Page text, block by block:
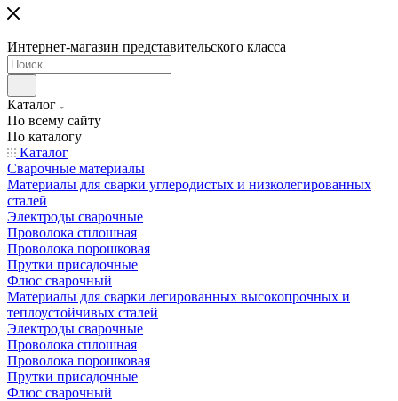
Интернет-магазин представительского класса
Каталог
По всему сайту
По каталогу
Каталог
Сварочные материалы
Материалы для сварки углеродистых и низколегированных
сталей
Электроды сварочные
Проволока сплошная
Проволока порошковая
Прутки присадочные
Флюс сварочный
Материалы для сварки легированных высокопрочных и
теплоустойчивых сталей
Электроды сварочные
Проволока сплошная
Проволока порошковая
Прутки присадочные
Флюс сварочный